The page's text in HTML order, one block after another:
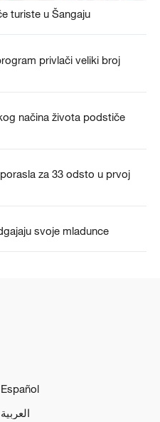
turiste u Šangaju
privlači veliki broj
načina života podstiče
za 33 odsto u prvoj
svoje mladunce
Español
العربية